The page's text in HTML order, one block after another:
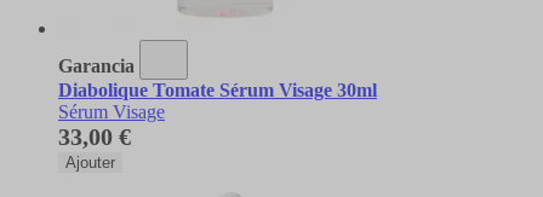
Garancia
Diabolique Tomate Sérum Visage 30ml
Sérum Visage
33,00 €
Ajouter